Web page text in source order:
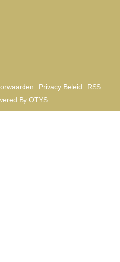
Privacy Beleid
RSS
By OTYS